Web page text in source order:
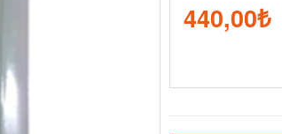
440,00₺